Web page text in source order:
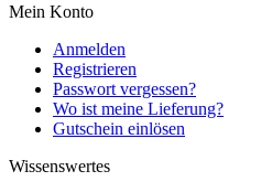
Mein Konto
Anmelden
Registrieren
Passwort vergessen?
Wo ist meine Lieferung?
Gutschein einlösen
Wissenswertes